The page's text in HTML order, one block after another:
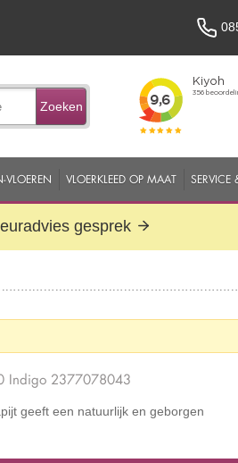
Zoeken
VLOERKLEED OP MAAT SERVICE
gesprek
Indigo 2377078043
geeft een natuurlijk en geborgen